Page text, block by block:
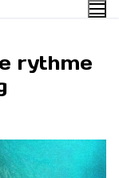
rythme